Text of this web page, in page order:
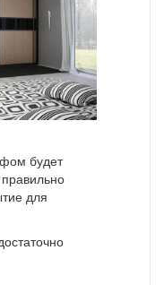
будет
для